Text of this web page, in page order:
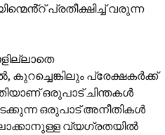
പ്രതീക്ഷിച്ച് വരുന്ന
പ്രേക്ഷകർക്ക്
ഒരുപാട് ചിന്തകൾ
ഒരുപാട് അനീതികൾ
വ്യഗ്രതയിൽ